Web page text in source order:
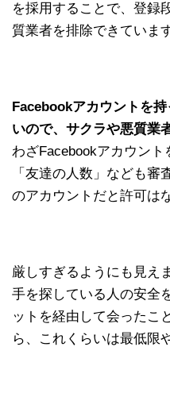
を採用することで、登録
質業者を排除できています
Facebookアカウントを
いので、サクラや悪質業
わざFacebookアカウント
「友達の人数」なども審
のアカウントだと許可は
厳しすぎるようにも見え
手を探している人の安全
ットを経由して会ったこ
ら、これくらいは最低限